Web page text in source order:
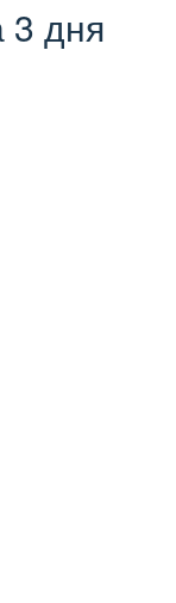
3 дня